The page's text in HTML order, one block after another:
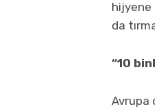
hijyene
da
“10
Avrupa